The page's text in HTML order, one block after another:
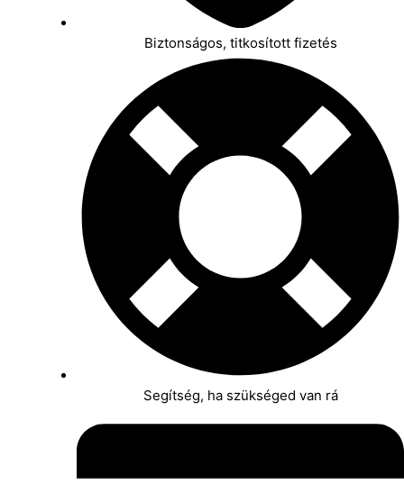
Biztonságos, titkosított fizetés
Segítség, ha szükséged van rá